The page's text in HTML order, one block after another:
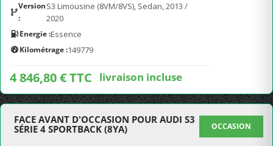
Version
:
S3 Limousine (8VM/8VS), Sedan, 2013 /
2020
Energie :Essence
Kilométrage :149779
4 846,80 € TTC livraison incluse
FACE AVANT D'OCCASION POUR AUDI S3
SÉRIE 4 SPORTBACK (8YA)
OCCASION